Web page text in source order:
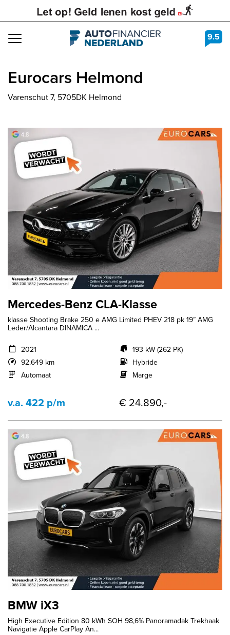
Navigation 9.5
Eurocars Helmond
Varenschut 7, 5705DK Helmond
Mercedes-Benz CLA-Klasse
klasse Shooting Brake 250 e AMG Limited PHEV 218 pk 19” AMG
Leder/Alcantara DINAMICA ...
2021
92.649 km
Automaat
193 kW (262 PK)
Hybride
Marge
v.a. 422 p/m € 24.890,-
BMW iX3
High Executive Edition 80 kWh SOH 98,6% Panoramadak Trekhaak
Navigatie Apple CarPlay An...